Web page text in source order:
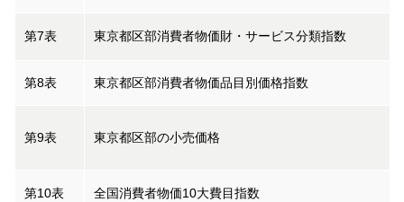
第7表 東京都区部消費者物価財・サービス分類指数
第8表 東京都区部消費者物価品目別価格指数
第9表 東京都区部の小売価格
第10表 全国消費者物価10大費目指数